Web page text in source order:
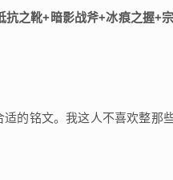
抗之靴+暗影战斧+冰痕之握+
的铭文。我这人不喜欢整那